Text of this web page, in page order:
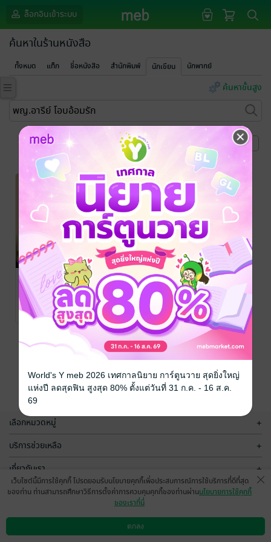
ล็อกอินเข้าระบบ
ค้นหาในร้านหนังสือ
ทั้งหมด แท็ก ชื่อหนังสือ สำนักพิมพ์ นักเขียน นักพากย์
ค้นหาขั้นสูง
หน้าที่ 1
จากอุ้มบุญสู่อุ้ม
บาป ชาติกำเนิด
เกิดสายเลือด
พญ.อารีย์ โอบอ้อม
รัก
/ ยอดมาลา
สังคมและชุมชน
No Rating
กางขา แกว่ง
แขน ลดพุง ล้าง
พิษ พิชิตโรค
พญ.อารีย์ โอบอ้อม
รัก/ ยอดมาลา
สุขภาพ
No Rating
เลือกหมวดหมู่ +
บริการช่วยเหลือ +
เกี่ยวกับเรา +
กลุ่มธุรกิจในเครือ
ดาวน์โหลดแอป วิธีการใช้งาน ติดต่อเรา
เว็บไซต์นี้มีการใช้คุกกี้ โปรดยอมรับนโยบายคุกกี้เพื่อประสบการณ์การใช้บริการที่ดีที่สุด
ของท่าน ท่านสามารถศึกษาวิธีการตั้งค่าการควบคุมคุกกี้ของท่านผ่านนโยบายการใช้คุกกี้
ของเราที่นี่
ตกลง
World's Y meb 2026 เทศกาลนิยาย การ์ตูนวาย สุดยิ่งใหญ่
แห่งปี ลดสุดฟิน สูงสุด 80% ตั้งแต่วันที่ 31 ก.ค. - 16 ส.ค.
69